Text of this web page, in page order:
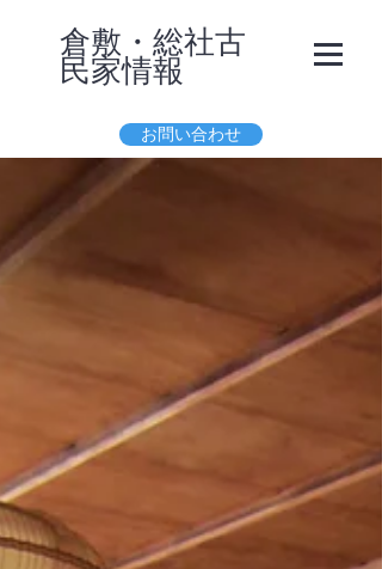
​倉敷・総社古
民家情報
お問い合わせ